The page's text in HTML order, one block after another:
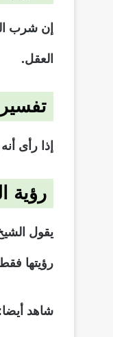
إن شرب
العقل.
إذا رأى
رؤية
يقول
رؤيتها
شاهد